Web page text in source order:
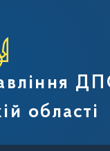
області